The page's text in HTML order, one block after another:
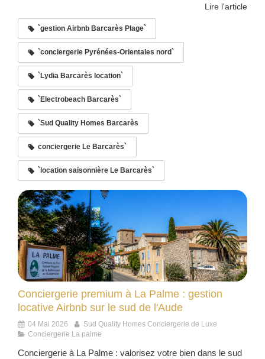
Lire l'article
`gestion Airbnb Barcarès Plage`
`conciergerie Pyrénées-Orientales nord`
`Lydia Barcarès location`
`Electrobeach Barcarès`
`Sud Quality Homes Barcarès
conciergerie Le Barcarès`
`location saisonnière Le Barcarès`
Conciergerie premium à La Palme : gestion
locative Airbnb sur le sud de l'Aude
04 Mai 2026
Sud Quality Homes Conciergerie de Luxe
Conciergerie La palme
Conciergerie à La Palme : valorisez votre bien dans le sud